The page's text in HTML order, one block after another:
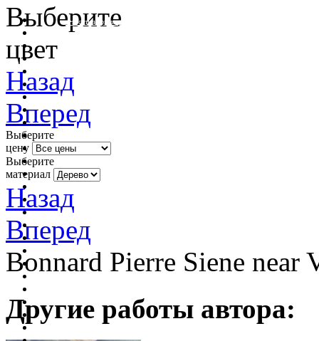
очистить фильтр цвета
Выберите
цвет
Назад
Вперед
Выберите
цену
Выберите
материал
Назад
Вперед
Bonnard Pierre Siene near
Другие работы автора: